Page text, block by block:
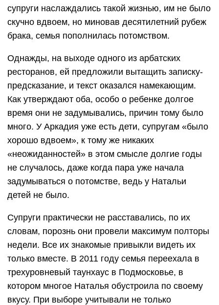
супруги наслаждались такой жизнью, им не было
скучно вдвоем, но миновав десятилетний рубеж
брака, семья пополнилась потомством.
Однажды, на выходе одного из арбатских
ресторанов, ей предложили вытащить записку-
предсказание, и текст оказался намекающим.
Как утверждают оба, особо о ребенке долгое
время они не задумывались, причин тому было
много. У Аркадия уже есть дети, супругам «было
хорошо вдвоем», к тому же никаких
«неожиданностей» в этом смысле долгие годы
не случалось, даже когда пара уже начала
задумываться о потомстве, ведь у Натальи
детей не было.
Супруги практически не расставались, по их
словам, порознь они провели максимум полторы
недели. Все их знакомые привыкли видеть их
только вместе. В 2011 году семья переехала в
трехуровневый таунхаус в Подмосковье, в
котором многое Наталья обустроила по своему
вкусу. При выборе учитывали не только